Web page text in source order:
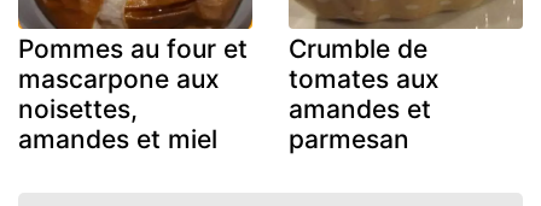
Pommes au four et
mascarpone aux
noisettes,
amandes et miel
Crumble de
tomates aux
amandes et
parmesan